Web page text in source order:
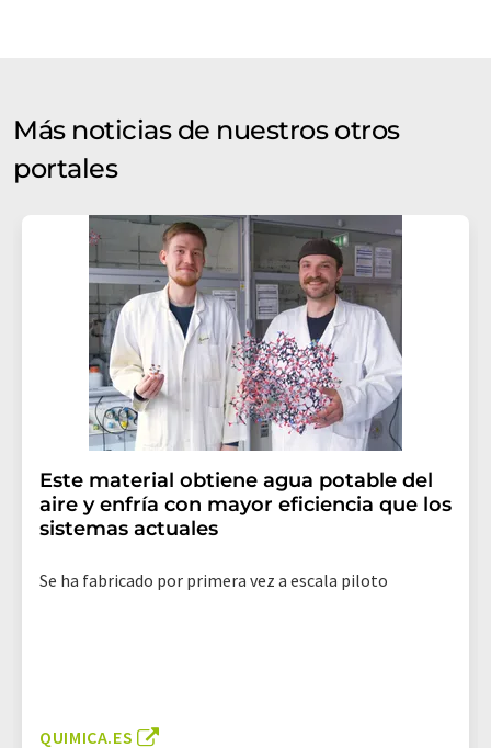
Más noticias de nuestros otros
portales
Este material obtiene agua potable del
aire y enfría con mayor eficiencia que los
sistemas actuales
Se ha fabricado por primera vez a escala piloto
QUIMICA.ES